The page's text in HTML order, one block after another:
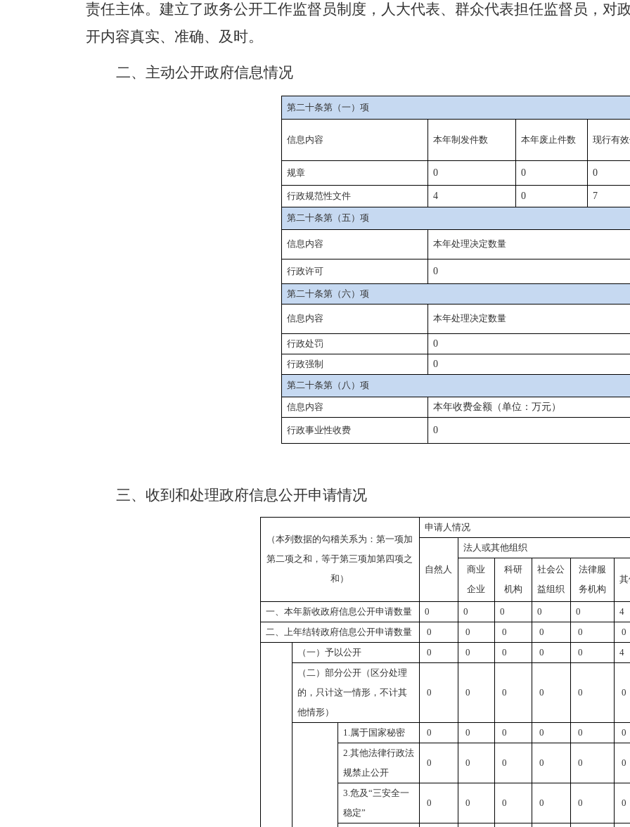
责任主体。建立了政务公开工作监督员制度，人大代表、群众代表担任监督员，对
开内容真实、准确、及时。
二、 主动公开政府信息情况
第二十条第（一）项
信息内容 本年制发件数 本年废止件数 现行有
规章 0 0 0
行政规范性文件 4 0 7
第二十条第（五）项
信息内容 本年处理决定数量
行政许可 0
第二十条第（六）项
信息内容 本年处理决定数量
行政处罚
0
行政强制
0
第二十条第（八）项
信息内容 本年收费金额（单位：万元）
行政事业性收费 0
三、 收到和处理政府信息公开申请情况
（本列数据的勾稽关系为：第一项加
第二项之和，等于第三项加第四项之
和）
申请人情况
自然人
法人或其他组织
商业
企业
科研
机构
社会公
益组织
法律服
务机构
一、本年新收政府信息公开申请数量 0 0 0 0 0
4
二、上年结转政府信息公开申请数量
0 0 0 0 0 0
（一）予以公开 0 0 0 0 0
4
（二）部分公开（区分处理
的，只计这一情形，不计其
他情形）
0 0 0 0 0 0
1.属于国家秘密 0 0 0 0 0
0
2.其他法律行政法
规禁止公开
0 0 0 0 0 0
3.危及“三安全一
稳定”
0 0 0 0 0 0